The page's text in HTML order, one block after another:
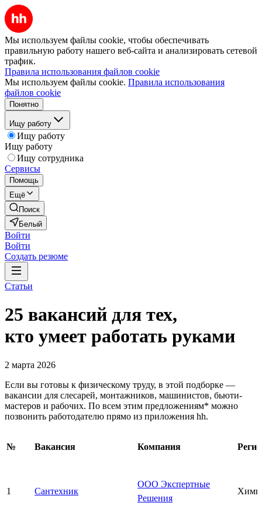
Мы используем файлы cookie, чтобы обеспечивать
правильную работу нашего веб-сайта и анализировать сетевой
трафик.
Правила использования файлов cookie
Мы используем файлы cookie. Правила использования
файлов cookie
Понятно
Ищу работу
Ищу работу
Ищу работу
Ищу сотрудника
Сервисы
Помощь
Ещё
Поиск
Белый
Войти
Войти
Создать резюме
Статьи
25 вакансий для тех,
кто умеет работать руками
2 марта 2026
Если вы готовы к физическому труду, в этой подборке —
вакансии для слесарей, монтажников, машинистов, бьюти-
мастеров и рабочих. По всем этим предложениям* можно
позвонить работодателю прямо из приложения hh.
№ Вакансия Компания
1 Сантехник
ООО Экспертные
Решения